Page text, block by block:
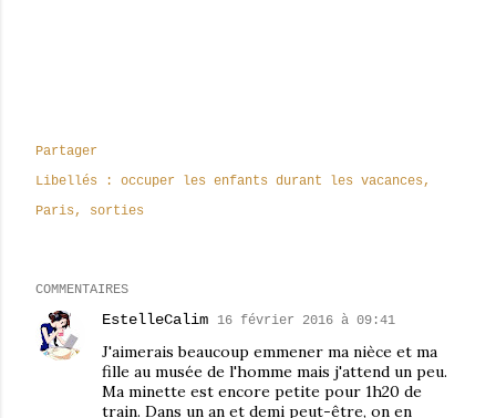
Partager
Libellés :
occuper les enfants durant les vacances
Paris
sorties
COMMENTAIRES
EstelleCalim 16 février 2016 à 09:41
J'aimerais beaucoup emmener ma nièce et ma
fille au musée de l'homme mais j'attend un peu.
Ma minette est encore petite pour 1h20 de
train. Dans un an et demi peut-être, on en